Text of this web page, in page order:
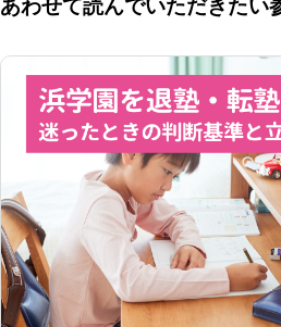
あわせて読んでいただきたい